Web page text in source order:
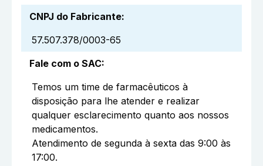
CNPJ do Fabricante:
57.507.378/0003-65
Fale com o SAC:
Temos um time de farmacêuticos à
disposição para lhe atender e realizar
qualquer esclarecimento quanto aos nossos
medicamentos.
Atendimento de segunda à sexta das 9:00 às
17:00.